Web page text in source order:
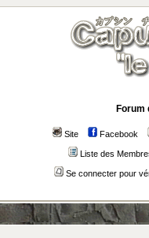
Forum
Site Facebook
Liste des
Se connecter pour